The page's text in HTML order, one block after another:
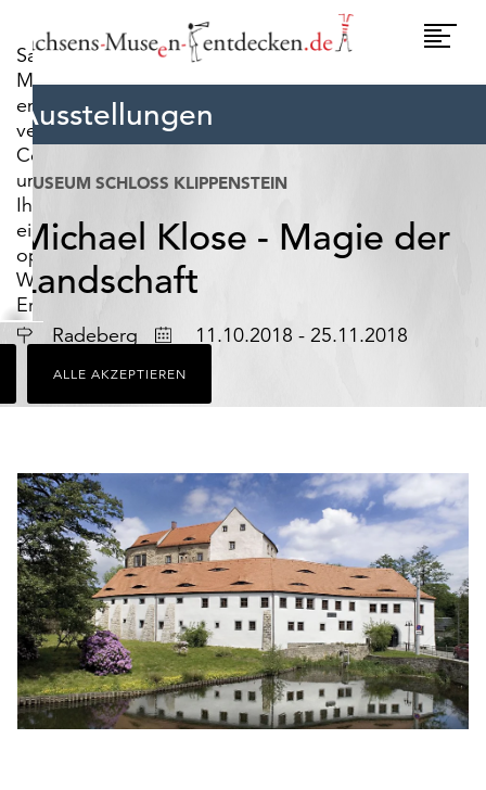
Sachsens-
Museen-
entdecken.de
verwendet
Cookies,
um
Ihnen
ein
optimales
Webseiten-
Erlebnis
zu
bieten.
Dazu
zählen
für
den
Betrieb
der
Seite
notwendig
sind
(funktionale
Cookies),
sowie
solche,
ALLE AKZEPTIEREN
Ausstellungen
MUSEUM SCHLOSS KLIPPENSTEIN
Michael Klose - Magie der
Landschaft
Ort Radeberg Datum11.10.2018 - 25.11.2018